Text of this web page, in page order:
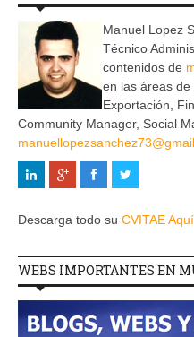
Manuel Lopez
Técnico
contenidos de
en las áreas de
Exportación,
Community Manager, Social
Descarga todo su CVITAE Aquí
WEBS IMPORTANTES EN